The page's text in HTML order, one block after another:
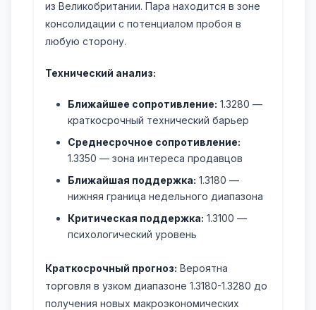
из Великобритании. Пара находится в зоне
консолидации с потенциалом пробоя в
любую сторону.
Технический анализ:
Ближайшее сопротивление: 1.3280 —
краткосрочный технический барьер
Среднесрочное сопротивление:
1.3350 — зона интереса продавцов
Ближайшая поддержка: 1.3180 —
нижняя граница недельного диапазона
Критическая поддержка: 1.3100 —
психологический уровень
Краткосрочный прогноз: Вероятна
торговля в узком диапазоне 1.3180-1.3280 до
получения новых макроэкономических